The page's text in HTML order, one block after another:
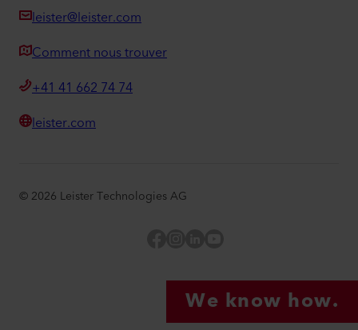
leister@leister.com
Comment nous trouver
+41 41 662 74 74
leister.com
© 2026 Leister Technologies AG
We know how.